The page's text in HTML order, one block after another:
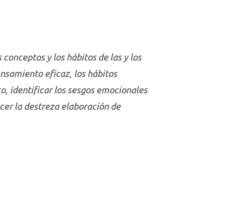
y los hábitos de las y los
eficaz, los hábitos
identificar los sesgos emocionales
la destreza elaboración de